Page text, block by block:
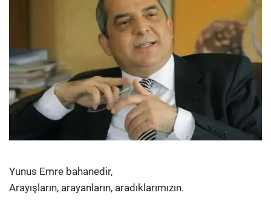
Yunus Emre bahanedir,
Arayışların, arayanların, aradıklarımızın.